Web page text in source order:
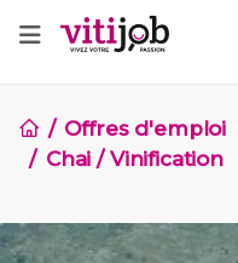
Offres d'emploi
Chai / Vinification